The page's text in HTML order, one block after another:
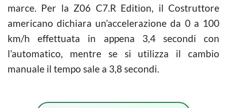
marce. Per la Z06 C7.R Edition, il Costruttore
americano dichiara un’accelerazione da 0 a 100
km/h effettuata in appena 3,4 secondi con
l’automatico, mentre se si utilizza il cambio
manuale il tempo sale a 3,8 secondi.